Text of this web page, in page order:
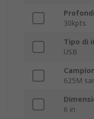
30kpts
Tipo di
USB
625M
6 in